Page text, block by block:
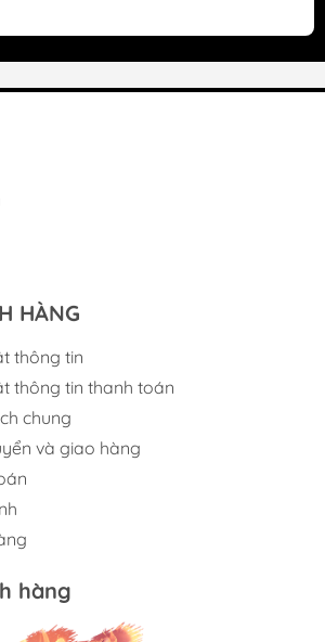
HÀNG
thông tin
thông tin thanh toán
chung
và giao hàng
hàng